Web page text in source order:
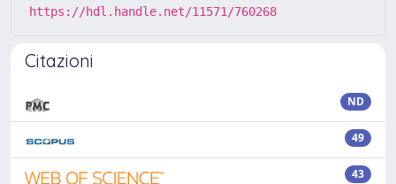
https://hdl.handle.net/11571/760268
Citazioni
ND
49
43